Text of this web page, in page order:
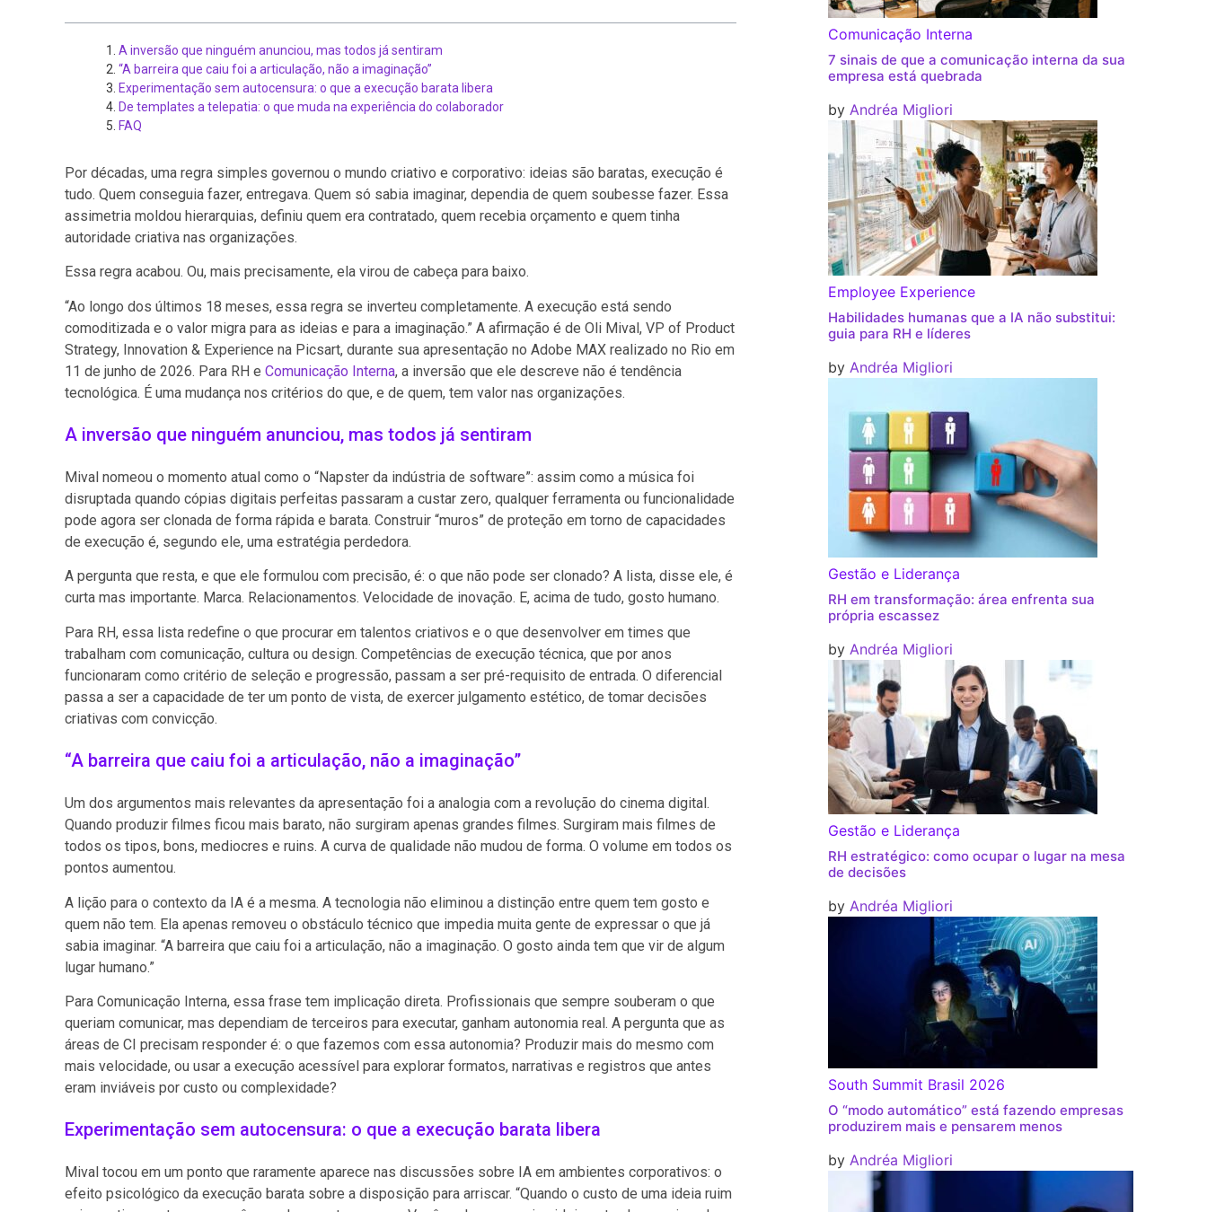
A inversão que ninguém anunciou, mas todos já sentiram
“A barreira que caiu foi a articulação, não a imaginação”
Experimentação sem autocensura: o que a execução barata libera
De templates a telepatia: o que muda na experiência do colaborador
FAQ
Por décadas, uma regra simples governou o mundo criativo e corporativo: ideias são baratas, execução é
tudo. Quem conseguia fazer, entregava. Quem só sabia imaginar, dependia de quem soubesse fazer. Essa
assimetria moldou hierarquias, definiu quem era contratado, quem recebia orçamento e quem tinha
autoridade criativa nas organizações.
Essa regra acabou. Ou, mais precisamente, ela virou de cabeça para baixo.
“Ao longo dos últimos 18 meses, essa regra se inverteu completamente. A execução está sendo
comoditizada e o valor migra para as ideias e para a imaginação.” A afirmação é de Oli Mival, VP of Product
Strategy, Innovation & Experience na Picsart, durante sua apresentação no Adobe MAX realizado no Rio em
11 de junho de 2026. Para RH e Comunicação Interna, a inversão que ele descreve não é tendência
tecnológica. É uma mudança nos critérios do que, e de quem, tem valor nas organizações.
A inversão que ninguém anunciou, mas todos já sentiram
Mival nomeou o momento atual como o “Napster da indústria de software”: assim como a música foi
disruptada quando cópias digitais perfeitas passaram a custar zero, qualquer ferramenta ou funcionalidade
pode agora ser clonada de forma rápida e barata. Construir “muros” de proteção em torno de capacidades
de execução é, segundo ele, uma estratégia perdedora.
A pergunta que resta, e que ele formulou com precisão, é: o que não pode ser clonado? A lista, disse ele, é
curta mas importante. Marca. Relacionamentos. Velocidade de inovação. E, acima de tudo, gosto humano.
Para RH, essa lista redefine o que procurar em talentos criativos e o que desenvolver em times que
trabalham com comunicação, cultura ou design. Competências de execução técnica, que por anos
funcionaram como critério de seleção e progressão, passam a ser pré-requisito de entrada. O diferencial
passa a ser a capacidade de ter um ponto de vista, de exercer julgamento estético, de tomar decisões
criativas com convicção.
“A barreira que caiu foi a articulação, não a imaginação”
Um dos argumentos mais relevantes da apresentação foi a analogia com a revolução do cinema digital.
Quando produzir filmes ficou mais barato, não surgiram apenas grandes filmes. Surgiram mais filmes de
todos os tipos, bons, mediocres e ruins. A curva de qualidade não mudou de forma. O volume em todos os
pontos aumentou.
A lição para o contexto da IA é a mesma. A tecnologia não eliminou a distinção entre quem tem gosto e
quem não tem. Ela apenas removeu o obstáculo técnico que impedia muita gente de expressar o que já
sabia imaginar. “A barreira que caiu foi a articulação, não a imaginação. O gosto ainda tem que vir de algum
lugar humano.”
Para Comunicação Interna, essa frase tem implicação direta. Profissionais que sempre souberam o que
queriam comunicar, mas dependiam de terceiros para executar, ganham autonomia real. A pergunta que as
áreas de CI precisam responder é: o que fazemos com essa autonomia? Produzir mais do mesmo com
mais velocidade, ou usar a execução acessível para explorar formatos, narrativas e registros que antes
eram inviáveis por custo ou complexidade?
Experimentação sem autocensura: o que a execução barata libera
Mival tocou em um ponto que raramente aparece nas discussões sobre IA em ambientes corporativos: o
efeito psicológico da execução barata sobre a disposição para arriscar. “Quando o custo de uma ideia ruim
Comunicação Interna
7 sinais de que a comunicação interna da sua
empresa está quebrada
by Andréa Migliori
Employee Experience
Habilidades humanas que a IA não substitui:
guia para RH e líderes
by Andréa Migliori
Gestão e Liderança
RH em transformação: área enfrenta sua
própria escassez
by Andréa Migliori
Gestão e Liderança
RH estratégico: como ocupar o lugar na mesa
de decisões
by Andréa Migliori
South Summit Brasil 2026
O “modo automático” está fazendo empresas
produzirem mais e pensarem menos
by Andréa Migliori